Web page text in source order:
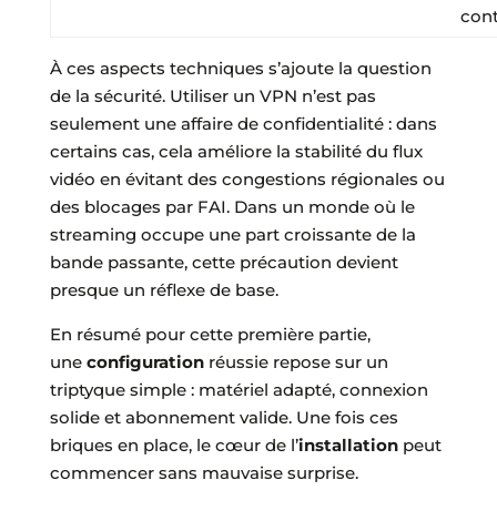
À ces aspects techniques s’ajoute la question
de la sécurité. Utiliser un VPN n’est pas
seulement une affaire de confidentialité : dans
certains cas, cela améliore la stabilité du flux
vidéo en évitant des congestions régionales ou
des blocages par FAI. Dans un monde où le
streaming occupe une part croissante de la
bande passante, cette précaution devient
presque un réflexe de base.
En résumé pour cette première partie,
une configurationréussie repose sur un
triptyque simple : matériel adapté, connexion
solide et abonnement valide. Une fois ces
briques en place, le cœur de l’installationpeut
commencer sans mauvaise surprise.